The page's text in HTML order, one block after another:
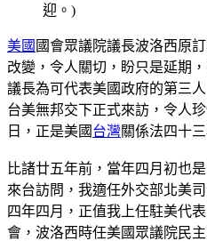
迎。)
美國 國會眾議院議長波洛西原
改變，令人關切，盼只是延期
議長為可代表美國政府的第三
台美無邦交下正式來訪，令人
日，正是美國 台灣關係法四十
比諸廿五年前，當年四月初也
來台訪問，我適任外交部北美
四年四月，正值我上任駐美代
會，波洛西時任美國眾議院民